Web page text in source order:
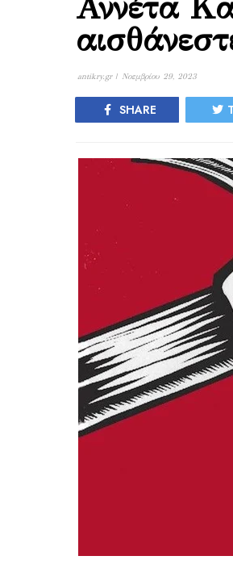
antikry.gr | Νοεμβρίου 29, 2023
SHARE